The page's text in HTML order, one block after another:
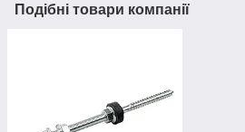
Подібні товари компанії